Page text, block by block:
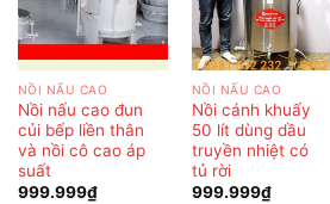
NỒI NẤU CAO
Nồi nấu cao đun
củi bếp liền thân
và nồi cô cao áp
suất
999.999₫
NỒI NẤU CAO
Nồi cánh khuấy
50 lít dùng dầu
truyền nhiệt có
tủ rời
999.999₫